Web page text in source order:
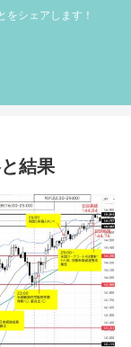
をシェアします！
結果